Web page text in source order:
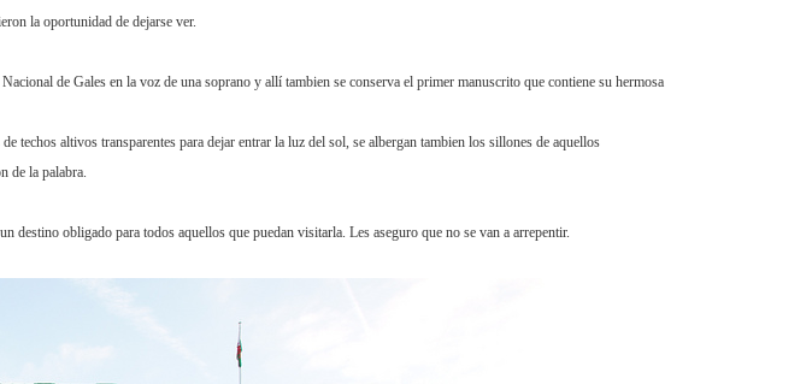
la oportunidad de dejarse ver.
de Gales en la voz de una soprano y allí tambien se conserva el primer manuscrito que contiene su hermosa
techos altivos transparentes para dejar entrar la luz del sol, se albergan tambien los sillones de aquellos
de la palabra.
obligado para todos aquellos que puedan visitarla. Les aseguro que no se van a arrepentir.